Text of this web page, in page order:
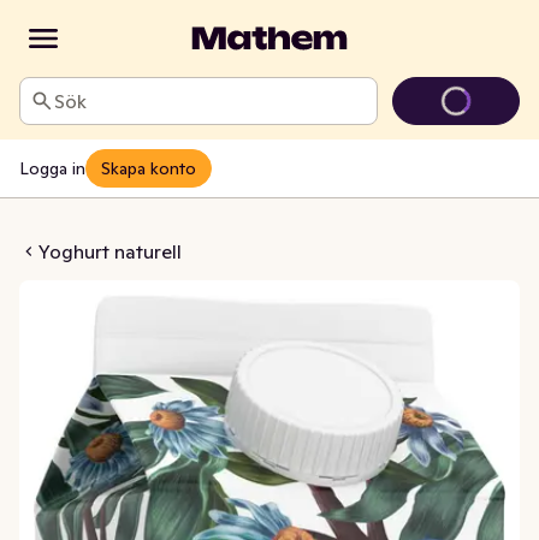
Sök
Logga in Skapa konto
Yoghurt naturell
Naturell 0,5%